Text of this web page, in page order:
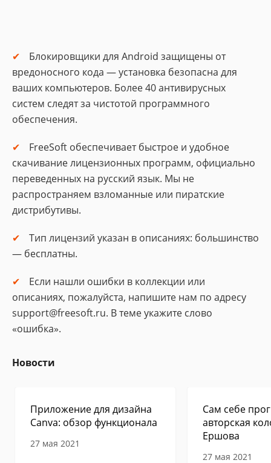
Блокировщики для Android защищены от
вредоносного кода — установка безопасна для
ваших компьютеров. Более 40 антивирусных
систем следят за чистотой программного
обеспечения.
FreeSoft обеспечивает быстрое и удобное
скачивание лицензионных программ, официально
переведенных на русский язык. Мы не
распространяем взломанные или пиратские
дистрибутивы.
Тип лицензий указан в описаниях: большинство
— бесплатны.
Если нашли ошибки в коллекции или
описаниях, пожалуйста, напишите нам по адресу
support@freesoft.ru. В теме укажите слово
«ошибка».
Новости
Приложение для дизайна
Canva: обзор функционала
27 мая 2021
Сам себе
авторская
Ершова
27 мая 2021